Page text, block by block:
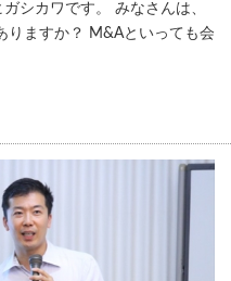
シカワです。 みなさんは、
りますか？ M&Aといっても会